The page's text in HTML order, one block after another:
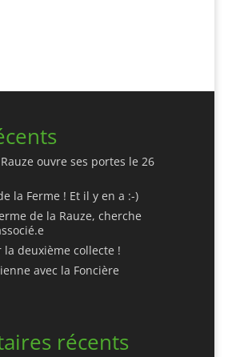
ouvre ses portes le 26
la Ferme ! Et il y en a :-)
de la Rauze, cherche
la deuxième collecte !
avec la Foncière
récents